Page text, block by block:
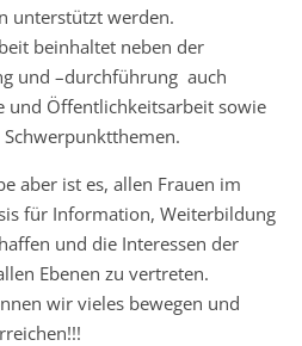
unterstützt werden.
beinhaltet neben der
und –durchführung auch
und Öffentlichkeitsarbeit sowie
aber ist es, allen Frauen im
für Information, Weiterbildung
und die Interessen der
Ebenen zu vertreten.
wir vieles bewegen und